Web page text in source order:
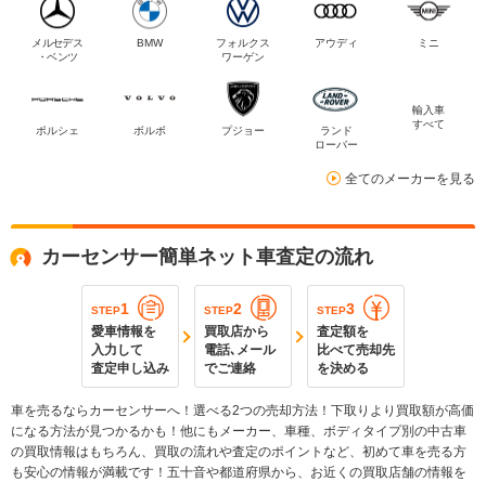
メルセデス
・ベンツ
BMW
フォルクス
ワーゲン
アウディ ミニ
ポルシェ ボルボ プジョー
ランド
ローバー
輸入車
すべて
全てのメーカーを見る
カーセンサー簡単ネット車査定の流れ
STEP1
愛車情報を
入力して
査定申し込み
STEP2
買取店から
電話､メール
でご連絡
STEP3
査定額を
比べて売却先
を決める
車を売るならカーセンサーへ！選べる2つの売却方法！下取りより買取額が高価
になる方法が見つかるかも！他にもメーカー、車種、ボディタイプ別の中古車
の買取情報はもちろん、買取の流れや査定のポイントなど、初めて車を売る方
も安心の情報が満載です！五十音や都道府県から、お近くの買取店舗の情報を